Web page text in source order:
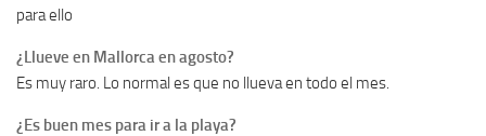
para ello
¿Llueve en Mallorca en agosto?
Es muy raro. Lo normal es que no llueva en todo el mes.
¿Es buen mes para ir a la playa?